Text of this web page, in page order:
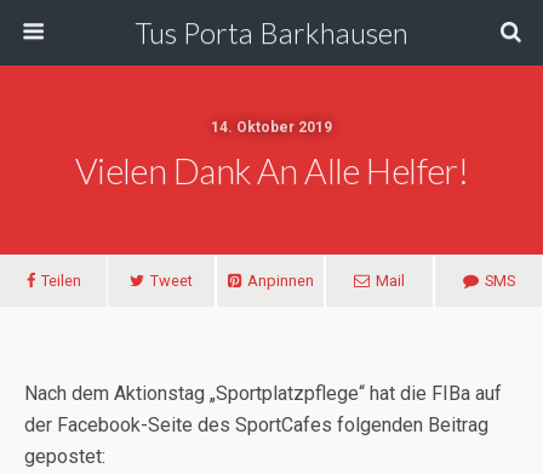
Tus Porta Barkhausen
14. Oktober 2019
Vielen Dank An Alle Helfer!
Teilen Tweet Anpinnen Mail SMS
Nach dem Aktionstag „Sportplatzpflege“ hat die FIBa auf
der Facebook-Seite des SportCafes folgenden Beitrag
gepostet: